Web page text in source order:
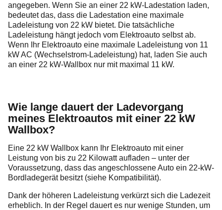
angegeben. Wenn Sie an einer 22 kW-Ladestation laden,
bedeutet das, dass die Ladestation eine maximale
Ladeleistung von 22 kW bietet. Die tatsächliche
Ladeleistung hängt jedoch vom Elektroauto selbst ab.
Wenn Ihr Elektroauto eine maximale Ladeleistung von 11
kW AC (Wechselstrom-Ladeleistung) hat, laden Sie auch
an einer 22 kW-Wallbox nur mit maximal 11 kW.
Wie lange dauert der Ladevorgang
meines Elektroautos mit einer 22 kW
Wallbox?
Eine 22 kW Wallbox kann Ihr Elektroauto mit einer
Leistung von bis zu 22 Kilowatt aufladen – unter der
Voraussetzung, dass das angeschlossene Auto ein 22-kW-
Bordladegerät besitzt (siehe Kompatibilität).
Dank der höheren Ladeleistung verkürzt sich die Ladezeit
erheblich. In der Regel dauert es nur wenige Stunden, um